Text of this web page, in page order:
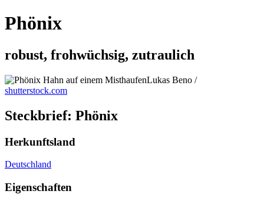
Phönix
robust, frohwüchsig, zutraulich
Lukas Beno /
shutterstock.com
Steckbrief: Phönix
Herkunftsland
Deutschland
Eigenschaften